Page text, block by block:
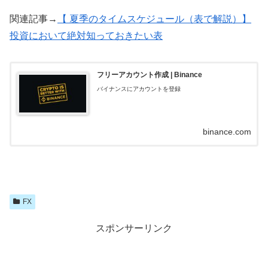
関連記事→
【 夏季のタイムスケジュール（表で解説）】
投資において絶対知っておきたい表
フリーアカウント作成 | Binance
バイナンスにアカウントを登録
binance.com
FX
スポンサーリンク